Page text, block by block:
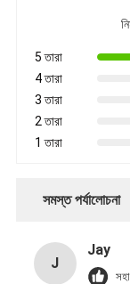
5 তারা
4 তারা
3 তারা
2 তারা
1 তারা
সমস্ত পর্যালোচনা
J
Jay